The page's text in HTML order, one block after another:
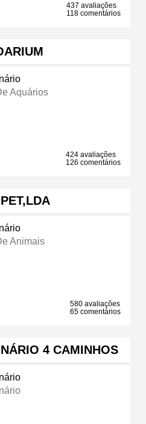
437 avaliações
118 comentários
Aquários
424 avaliações
126 comentários
Animais
580 avaliações
65 comentários
4 CAMINHOS